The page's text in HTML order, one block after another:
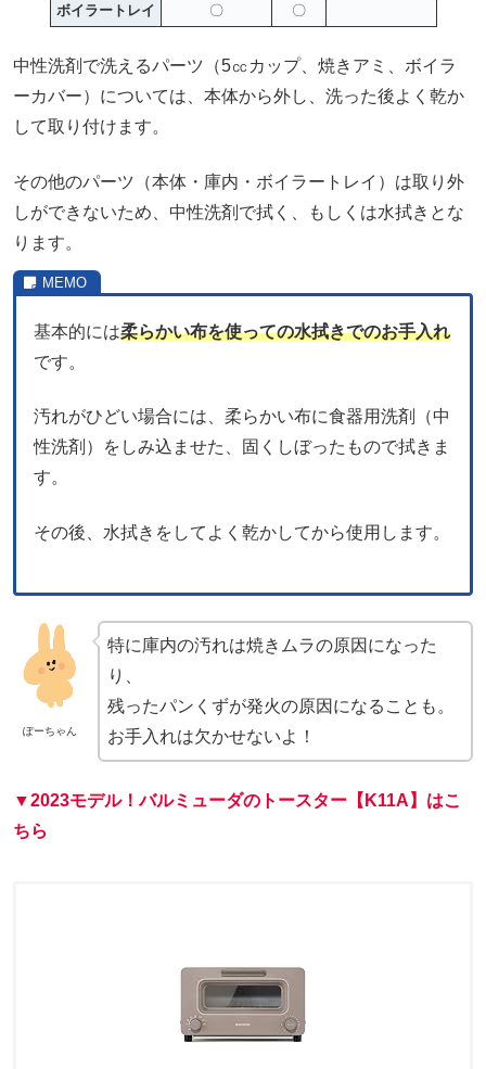
ボイラートレイ
〇 〇
中性洗剤で洗えるパーツ（5㏄カップ、焼きアミ、ボイラ
ーカバー）については、本体から外し、洗った後よく乾か
して取り付けます。
その他のパーツ（本体・庫内・ボイラートレイ）は取り外
しができないため、中性洗剤で拭く、もしくは水拭きとな
ります。
基本的には柔らかい布を使っての水拭きでのお手入れ
です。
汚れがひどい場合には、柔らかい布に食器用洗剤（中
性洗剤）をしみ込ませた、固くしぼったもので拭きま
す。
その後、水拭きをしてよく乾かしてから使用します。
ぽーちゃん
特に庫内の汚れは焼きムラの原因になった
り、
残ったパンくずが発火の原因になることも。
お手入れは欠かせないよ！
▼2023モデル！バルミューダのトースター【K11A】はこ
ちら